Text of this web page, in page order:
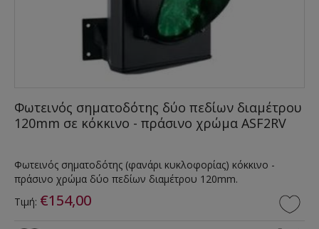
Φωτεινός σηματοδότης δύο πεδίων διαμέτρου
120mm σε κόκκινο - πράσινο χρώμα ASF2RV
Φωτεινός σηματοδότης (φανάρι κυκλοφορίας) κόκκινο -
πράσινο χρώμα δύο πεδίων διαμέτρου 120mm.
Τιμή: €154,00